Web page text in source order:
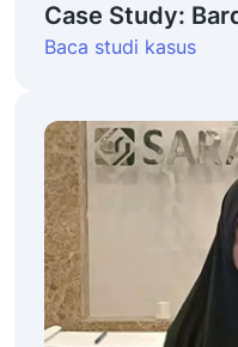
Case Study:
Baca studi kasus